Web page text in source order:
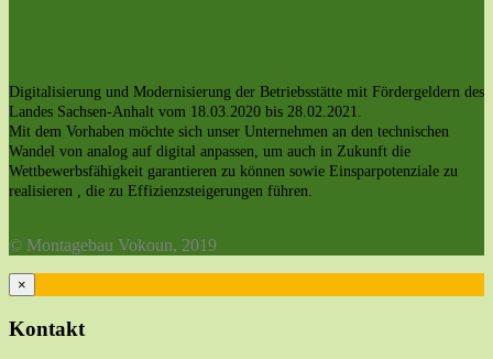
Digitalisierung und Modernisierung der Betriebsstätte mit Fördergeldern des
Landes Sachsen-Anhalt vom 18.03.2020 bis 28.02.2021.
Mit dem Vorhaben möchte sich unser Unternehmen an den technischen
Wandel von analog auf digital anpassen, um auch in Zukunft die
Wettbewerbsfähigkeit garantieren zu können sowie Einsparpotenziale zu
realisieren , die zu Effizienzsteigerungen führen.
© Montagebau Vokoun, 2019
×
Kontakt